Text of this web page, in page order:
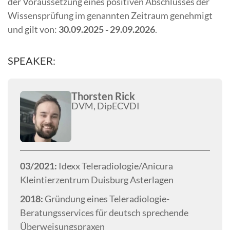
Wissensprüfung im genannten Zeitraum genehmigt
und gilt von: 30.09.2025 - 29.09.2026.
SPEAKER:
Thorsten Rick
DVM, DipECVDI
03/2021: Idexx Teleradiologie/Anicura
Kleintierzentrum Duisburg Asterlagen
2018:Gründung eines Teleradiologie-
Beratungsservices für deutsch sprechende
Überweisungspraxen